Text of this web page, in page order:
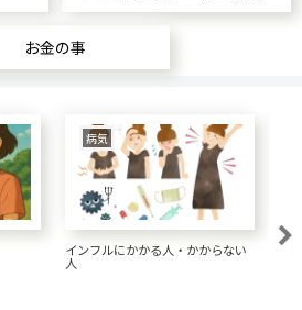
お金の事
大事
美容と健康